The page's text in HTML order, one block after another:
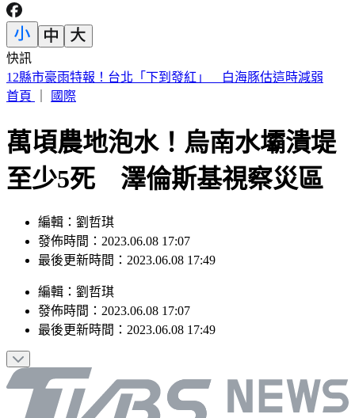
快訊
12縣市豪雨特報！台北「下到發紅」 白海豚估這時減弱
首頁
國際
萬頃農地泡水！烏南水壩潰堤
至少5死 澤倫斯基視察災區
編輯：劉哲琪
發佈時間：2023.06.08 17:07
最後更新時間：2023.06.08 17:49
編輯 ： 劉哲琪
發佈時間： 2023.06.08 17:07
最後更新時間： 2023.06.08 17:49